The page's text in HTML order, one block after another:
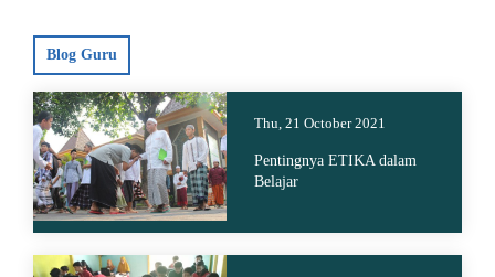
Blog Guru
Thu, 21 October 2021
Pentingnya ETIKA dalam
Belajar